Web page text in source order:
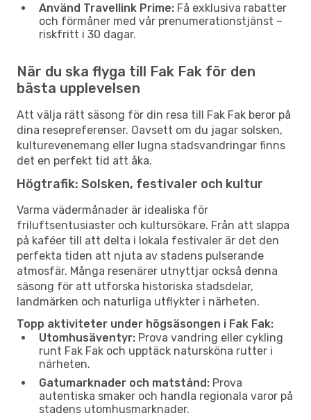
Använd Travellink Prime: Få exklusiva rabatter
och förmåner med vår prenumerationstjänst –
riskfritt i 30 dagar.
När du ska flyga till Fak Fak för den
bästa upplevelsen
Att välja rätt säsong för din resa till Fak Fak beror på
dina resepreferenser. Oavsett om du jagar solsken,
kulturevenemang eller lugna stadsvandringar finns
det en perfekt tid att åka.
Högtrafik: Solsken, festivaler och kultur
Varma vädermånader är idealiska för
friluftsentusiaster och kultursökare. Från att slappa
på kaféer till att delta i lokala festivaler är det den
perfekta tiden att njuta av stadens pulserande
atmosfär. Många resenärer utnyttjar också denna
säsong för att utforska historiska stadsdelar,
landmärken och naturliga utflykter i närheten.
Topp aktiviteter under högsäsongen i Fak Fak:
Utomhusäventyr: Prova vandring eller cykling
runt Fak Fak och upptäck natursköna rutter i
närheten.
Gatumarknader och matstånd: Prova
autentiska smaker och handla regionala varor på
stadens utomhusmarknader.